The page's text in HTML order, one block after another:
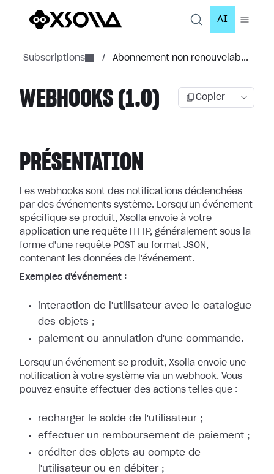
AI
Subscriptions / Abonnement non renouvelab...
WEBHOOKS (1.0) Copier
PRÉSENTATION
Les webhooks sont des notifications déclenchées
par des événements système. Lorsqu'un événement
spécifique se produit, Xsolla envoie à votre
application une requête HTTP, généralement sous la
forme d'une requête POST au format JSON,
contenant les données de l'événement.
Exemples d'événement :
interaction de l'utilisateur avec le catalogue
des objets ;
paiement ou annulation d'une commande.
Lorsqu'un événement se produit, Xsolla envoie une
notification à votre système via un webhook. Vous
pouvez ensuite effectuer des actions telles que :
recharger le solde de l'utilisateur ;
effectuer un remboursement de paiement ;
créditer des objets au compte de
l'utilisateur ou en débiter ;